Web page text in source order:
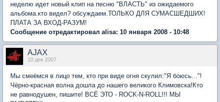
неделю идет новый клип на песню "ВЛАСТЬ" из ожидаемого
альбома.кто видел? обсуждаем.ТОЛЬКО ДЛЯ СУМАСШЕДШИХ!
ПЛАТА ЗА ВХОД-РАЗУМ!
Сообщение отредактировал alisa: 10 января 2008 - 10:48
AJAX
10 дек 2007
Мы смеёмся в лицо тем, кто при виде огня скулил:"Я боюсь..."!
Чёрно-красная волна дошла до нашего великого Климовска!Кто
не равнодушен, пишите! ВСЁ ЭТО - ROCK-N-ROLL!!! МЫ